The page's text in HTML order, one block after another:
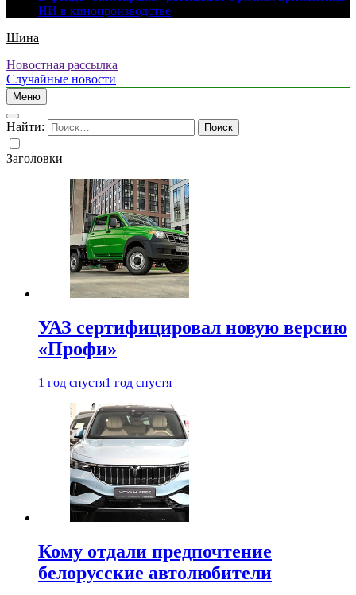
ИИ в кинопроизводстве
Шина
Новостная рассылка
Случайные новости
Меню
Найти:
Заголовки
УАЗ сертифицировал новую версию
«Профи»
1 год спустя1 год спустя
Кому отдали предпочтение
белорусские автолюбители